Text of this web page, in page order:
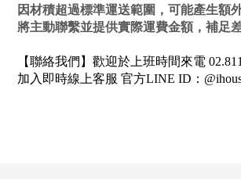
因材積超過標準運送範圍，可能產生額
將主動聯繫並提供實際運費金額，補足
【聯絡我們】歡迎於上班時間來電
加入即時線上客服 官方LINE ID：